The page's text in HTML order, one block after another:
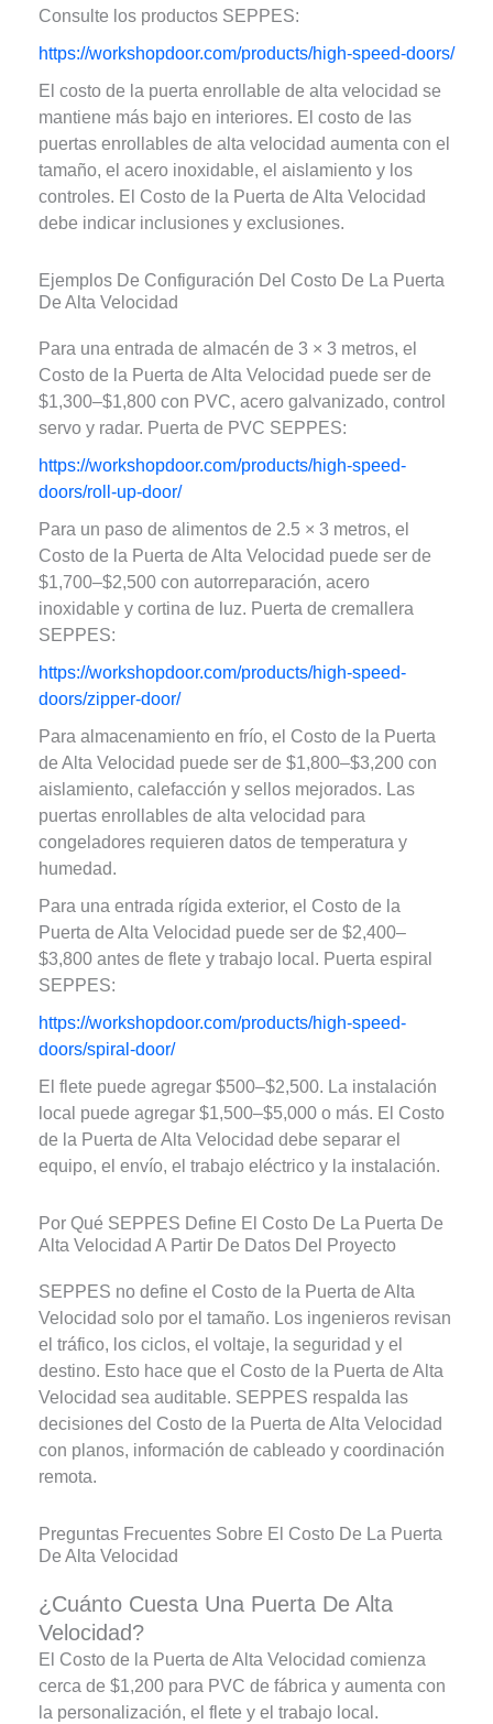
Consulte los productos SEPPES:
https://workshopdoor.com/products/high-speed-doors/
El costo de la puerta enrollable de alta velocidad se
mantiene más bajo en interiores. El costo de las
puertas enrollables de alta velocidad aumenta con el
tamaño, el acero inoxidable, el aislamiento y los
controles. El Costo de la Puerta de Alta Velocidad
debe indicar inclusiones y exclusiones.
Ejemplos De Configuración Del Costo De La Puerta
De Alta Velocidad
Para una entrada de almacén de 3 × 3 metros, el
Costo de la Puerta de Alta Velocidad puede ser de
$1,300–$1,800 con PVC, acero galvanizado, control
servo y radar. Puerta de PVC SEPPES:
https://workshopdoor.com/products/high-speed-
doors/roll-up-door/
Para un paso de alimentos de 2.5 × 3 metros, el
Costo de la Puerta de Alta Velocidad puede ser de
$1,700–$2,500 con autorreparación, acero
inoxidable y cortina de luz. Puerta de cremallera
SEPPES:
https://workshopdoor.com/products/high-speed-
doors/zipper-door/
Para almacenamiento en frío, el Costo de la Puerta
de Alta Velocidad puede ser de $1,800–$3,200 con
aislamiento, calefacción y sellos mejorados. Las
puertas enrollables de alta velocidad para
congeladores requieren datos de temperatura y
humedad.
Para una entrada rígida exterior, el Costo de la
Puerta de Alta Velocidad puede ser de $2,400–
$3,800 antes de flete y trabajo local. Puerta espiral
SEPPES:
https://workshopdoor.com/products/high-speed-
doors/spiral-door/
El flete puede agregar $500–$2,500. La instalación
local puede agregar $1,500–$5,000 o más. El Costo
de la Puerta de Alta Velocidad debe separar el
equipo, el envío, el trabajo eléctrico y la instalación.
Por Qué SEPPES Define El Costo De La Puerta De
Alta Velocidad A Partir De Datos Del Proyecto
SEPPES no define el Costo de la Puerta de Alta
Velocidad solo por el tamaño. Los ingenieros revisan
el tráfico, los ciclos, el voltaje, la seguridad y el
destino. Esto hace que el Costo de la Puerta de Alta
Velocidad sea auditable. SEPPES respalda las
decisiones del Costo de la Puerta de Alta Velocidad
con planos, información de cableado y coordinación
remota.
Preguntas Frecuentes Sobre El Costo De La Puerta
De Alta Velocidad
¿Cuánto Cuesta Una Puerta De Alta
Velocidad?
El Costo de la Puerta de Alta Velocidad comienza
cerca de $1,200 para PVC de fábrica y aumenta con
la personalización, el flete y el trabajo local.